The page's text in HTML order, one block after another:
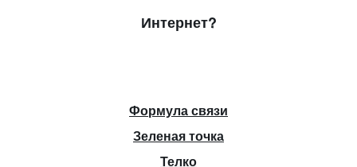
Интернет?
Формула связи
Зеленая точка
Телко